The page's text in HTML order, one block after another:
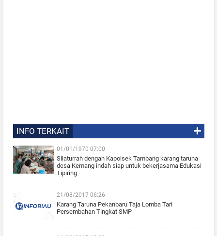
INFO TERKAIT
01/01/1970 07:00
Silaturrah dengan Kapolsek Tambang karang taruna
desa Kemang indah siap untuk bekerjasama Edukasi
Tipiring
21/08/2017 06:26
Karang Taruna Pekanbaru Taja Lomba Tari
Persembahan Tingkat SMP